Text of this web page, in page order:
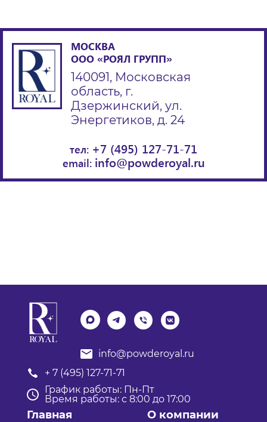
МОСКВА
ООО «РОЯЛ ГРУПП»
140091, Московская
область, г.
Дзержинский, ул.
Энергетиков, д. 24
тел: +7 (495) 127-71-71
email: info@powderoyal.ru
info@powderoyal.ru
+ 7 (495) 127-71-71
График работы: Пн-Пт
Время работы: с 8:00 до 17:00
Главная О компании